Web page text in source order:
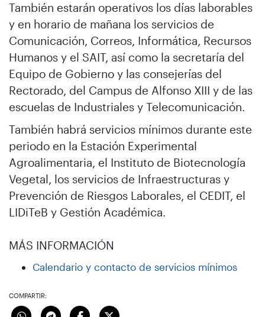
También estarán operativos los días laborables
y en horario de mañana los servicios de
Comunicación, Correos, Informática, Recursos
Humanos y el SAIT, así como la secretaría del
Equipo de Gobierno y las consejerías del
Rectorado, del Campus de Alfonso XIII y de las
escuelas de Industriales y Telecomunicación.
También habrá servicios mínimos durante este
periodo en la Estación Experimental
Agroalimentaria, el Instituto de Biotecnología
Vegetal, los servicios de Infraestructuras y
Prevención de Riesgos Laborales, el CEDIT, el
LIDiTeB y Gestión Académica.
MÁS INFORMACIÓN
Calendario y contacto de servicios mínimos
COMPARTIR: